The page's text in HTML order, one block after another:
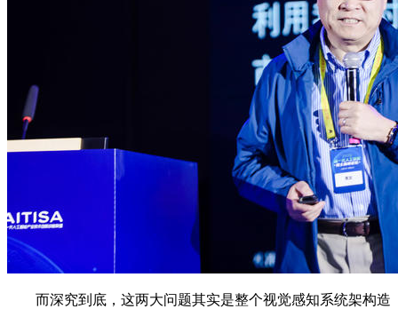
而深究到底，这两大问题其实是整个视觉感知系统架构造